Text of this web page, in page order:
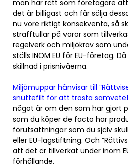
man har rätt som företagare
det är billigast och får sälja
nu vore riktigt konsekventa, så
strafftullar på varor som
regelverk och miljökrav som
ställs INOM EU för EU-företag.
skillnad i prisnivåerna.
Miljömuppar hänvisar till
snuttefilt för att trösta
något är om den som har gjort
som du köper de facto har
förutsättningar som du själv
eller EU-lagstiftning. Och
att det är tillverkat under inom
förhållande.